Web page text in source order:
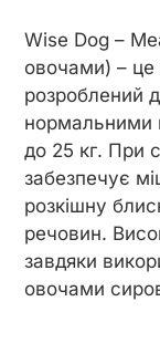
Wise Dog –
овочами) – це
розроблений
нормальними
до 25 кг. При
забезпечує
розкішну
речовин.
завдяки
овочами